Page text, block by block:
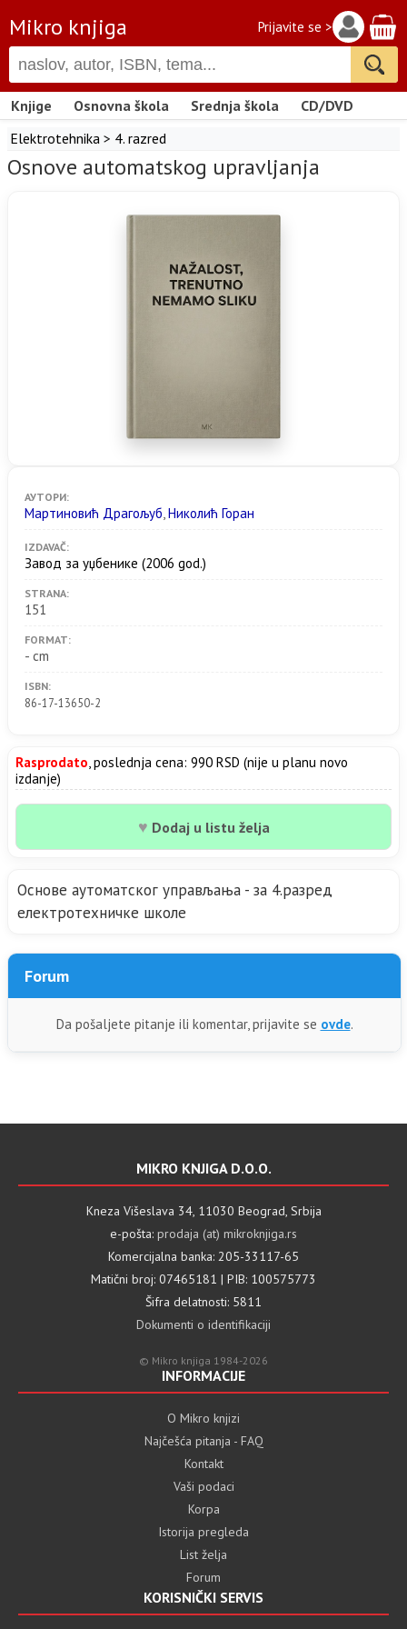
Mikro knjiga Prijavite se >
Knjige Osnovna škola Srednja škola
CD/DVD
Elektrotehnika > 4. razred
Osnove automatskog upravljanja
АУТОРИ:
Мартиновић Драгољуб Николић Горан
IZDAVAČ:
Завод за уџбенике (2006 god.)
STRANA:
151
FORMAT:
- cm
ISBN:
86-17-13650-2
Rasprodato , poslednja cena: 990 RSD (nije u planu novo
izdanje)
♥ Dodaj u listu želja
Основе аутоматског управљања - за 4.разред
електротехничке школе
Forum
Da pošaljete pitanje ili komentar, prijavite se ovde.
MIKRO KNJIGA D.O.O.
Kneza Višeslava 34, 11030 Beograd, Srbija
e-pošta: prodaja (at) mikroknjiga.rs
Komercijalna banka: 205-33117-65
Matični broj: 07465181 | PIB: 100575773
Šifra delatnosti: 5811
Dokumenti o identifikaciji
© Mikro knjiga 1984-2026
INFORMACIJE
O Mikro knjizi
Najčešća pitanja - FAQ
Kontakt
Vaši podaci
Korpa
Istorija pregleda
List želja
Forum
KORISNIČKI SERVIS